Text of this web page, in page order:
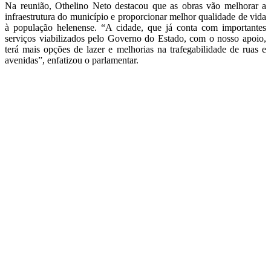
Na reunião, Othelino Neto destacou que as obras vão melhorar a
infraestrutura do município e proporcionar melhor qualidade de vida
à população helenense. “A cidade, que já conta com importantes
serviços viabilizados pelo Governo do Estado, com o nosso apoio,
terá mais opções de lazer e melhorias na trafegabilidade de ruas e
avenidas”, enfatizou o parlamentar.